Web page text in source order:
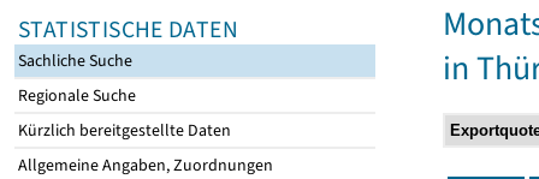
STATISTISCHE DATEN
Sachliche Suche
Regionale Suche
Kürzlich bereitgestellte Daten
Allgemeine Angaben, Zuordnungen
in